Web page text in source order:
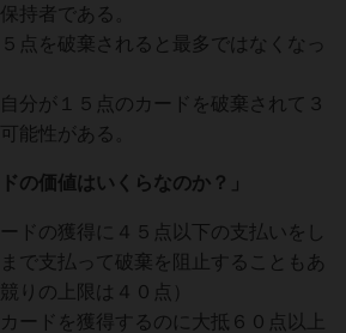
持者である。
点を破棄されると最多ではなくなっ
分が１５点のカードを破棄されて３
能性がある。
の価値はいくらなのか？」
ドの獲得に４５点以下の支払いをし
で支払って破棄を阻止することもあ
りの上限は４０点）
ードを獲得するのに大抵６０点以上